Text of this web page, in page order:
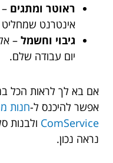
ראוטר ומתגים –
אינטרנט
גיבוי וחשמל –
יום עבודה שלם.
אם בא לך לראות הכל
אפשר להיכנס ל-חנות
ComService ולבנות
נראה נכון.